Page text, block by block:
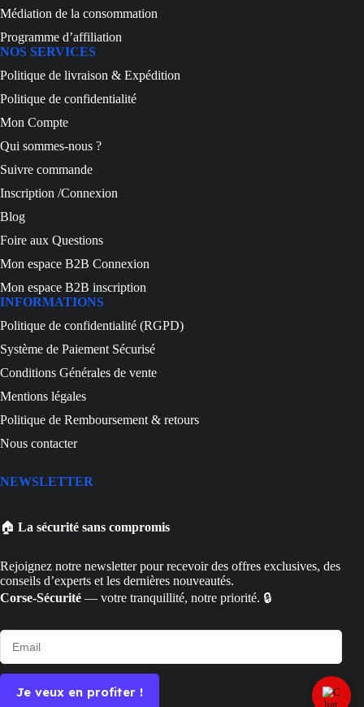
Médiation de la consommation
Programme d’affiliation
NOS SERVICES
Politique de livraison & Expédition
Politique de confidentialité
Mon Compte
Qui sommes-nous ?
Suivre commande
Inscription /Connexion
Blog
Foire aux Questions
Mon espace B2B Connexion
Mon espace B2B inscription
INFORMATIONS
Politique de confidentialité (RGPD)
Système de Paiement Sécurisé
Conditions Générales de vente
Mentions légales
Politique de Remboursement & retours
Nous contacter
NEWSLETTER
🏠 La sécurité sans compromis
Rejoignez notre newsletter pour recevoir des offres exclusives, des
conseils d’experts et les dernières nouveautés.
Corse-Sécurité — votre tranquillité, notre priorité. 🔒
Je veux en profiter !